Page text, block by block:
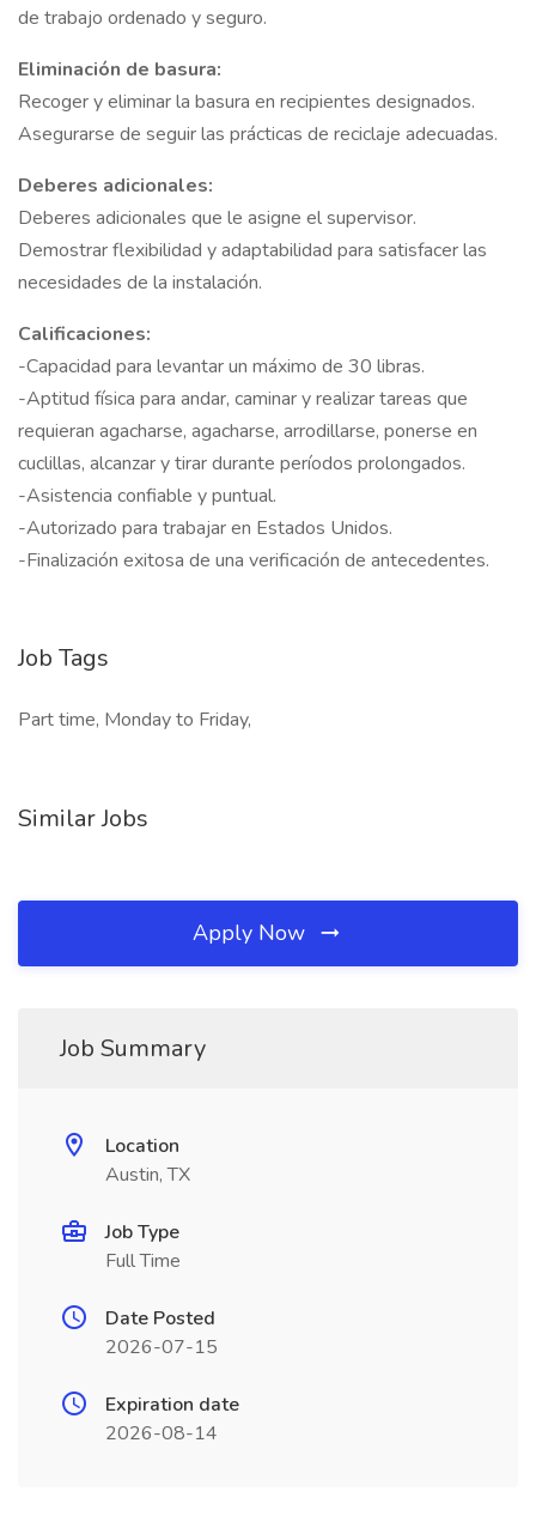
de trabajo ordenado y seguro.
Eliminación de basura:
Recoger y eliminar la basura en recipientes designados.
Asegurarse de seguir las prácticas de reciclaje adecuadas.
Deberes adicionales:
Deberes adicionales que le asigne el supervisor.
Demostrar flexibilidad y adaptabilidad para satisfacer las
necesidades de la instalación.
Calificaciones:
-Capacidad para levantar un máximo de 30 libras.
-Aptitud física para andar, caminar y realizar tareas que
requieran agacharse, agacharse, arrodillarse, ponerse en
cuclillas, alcanzar y tirar durante períodos prolongados.
-Asistencia confiable y puntual.
-Autorizado para trabajar en Estados Unidos.
-Finalización exitosa de una verificación de antecedentes.
Job Tags
Part time, Monday to Friday,
Similar Jobs
Apply Now
Job Summary
Location
Austin, TX
Job Type
Full Time
Date Posted
2026-07-15
Expiration date
2026-08-14